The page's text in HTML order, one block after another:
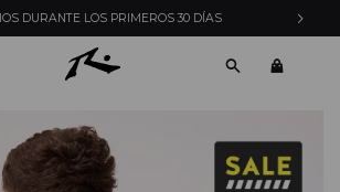
DURANTE LOS PRIMEROS 30 DÍAS